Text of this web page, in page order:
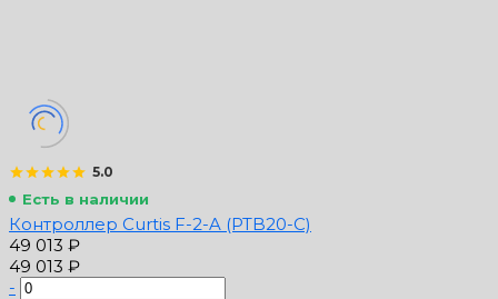
5.0
Есть в наличии
Контроллер Curtis F-2-A (PTB20-C)
49 013 ₽
49 013 ₽
-